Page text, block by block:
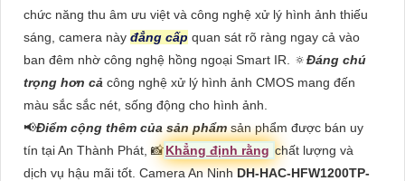
chức năng thu âm ưu việt và công nghệ xử lý hình ảnh thiếu
sáng, camera này đẳng cấp quan sát rõ ràng ngay cả vào
ban đêm nhờ công nghệ hồng ngoại Smart IR. 🔅Đáng chú
trọng hơn cả công nghệ xử lý hình ảnh CMOS mang đến
màu sắc sắc nét, sống động cho hình ảnh.
📢Điểm cộng thêm của sản phẩmsản phẩm được bán uy
tín tại An Thành Phát, 📸Khẳng định rằng chất lượng và
dịch vụ hậu mãi tốt. Camera An NinhDH-HAC-HFW1200TP-